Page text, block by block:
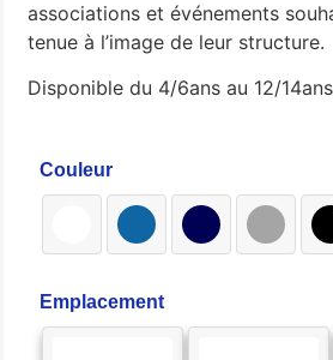
associations et événements
tenue à l’image de leur structure.
Disponible du 4/6ans au 12/
Couleur
Emplacement